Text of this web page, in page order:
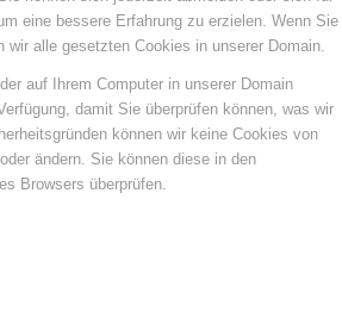
eine bessere Erfahrung zu erzielen. Wenn Sie
wir alle gesetzten Cookies in unserer Domain.
auf Ihrem Computer in unserer Domain
damit Sie überprüfen können, was wir
können wir keine Cookies von
ändern. Sie können diese in den
Browsers überprüfen.